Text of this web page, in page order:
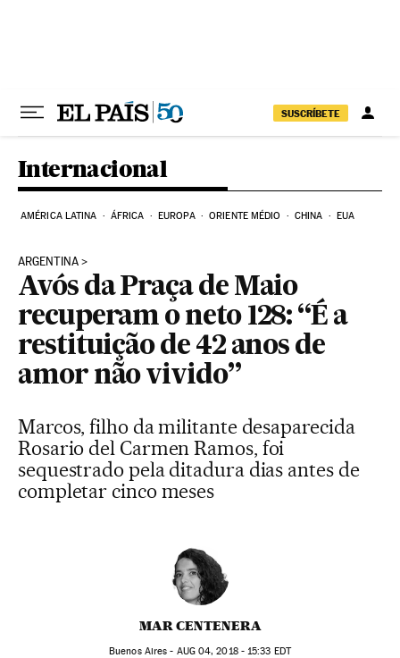
SUSCRÍBETE
Internacional
AMÉRICA LATINA ÁFRICA EUROPA ORIENTE MÉDIO CHINA EUA
ARGENTINA
Avós da Praça de Maio
recuperam o neto 128: “É a
restituição de 42 anos de
amor não vivido”
Marcos, filho da militante desaparecida
Rosario del Carmen Ramos, foi
sequestrado pela ditadura dias antes de
completar cinco meses
MAR CENTENERA
Buenos Aires - AUG04, 2018 - 15:33 EDT